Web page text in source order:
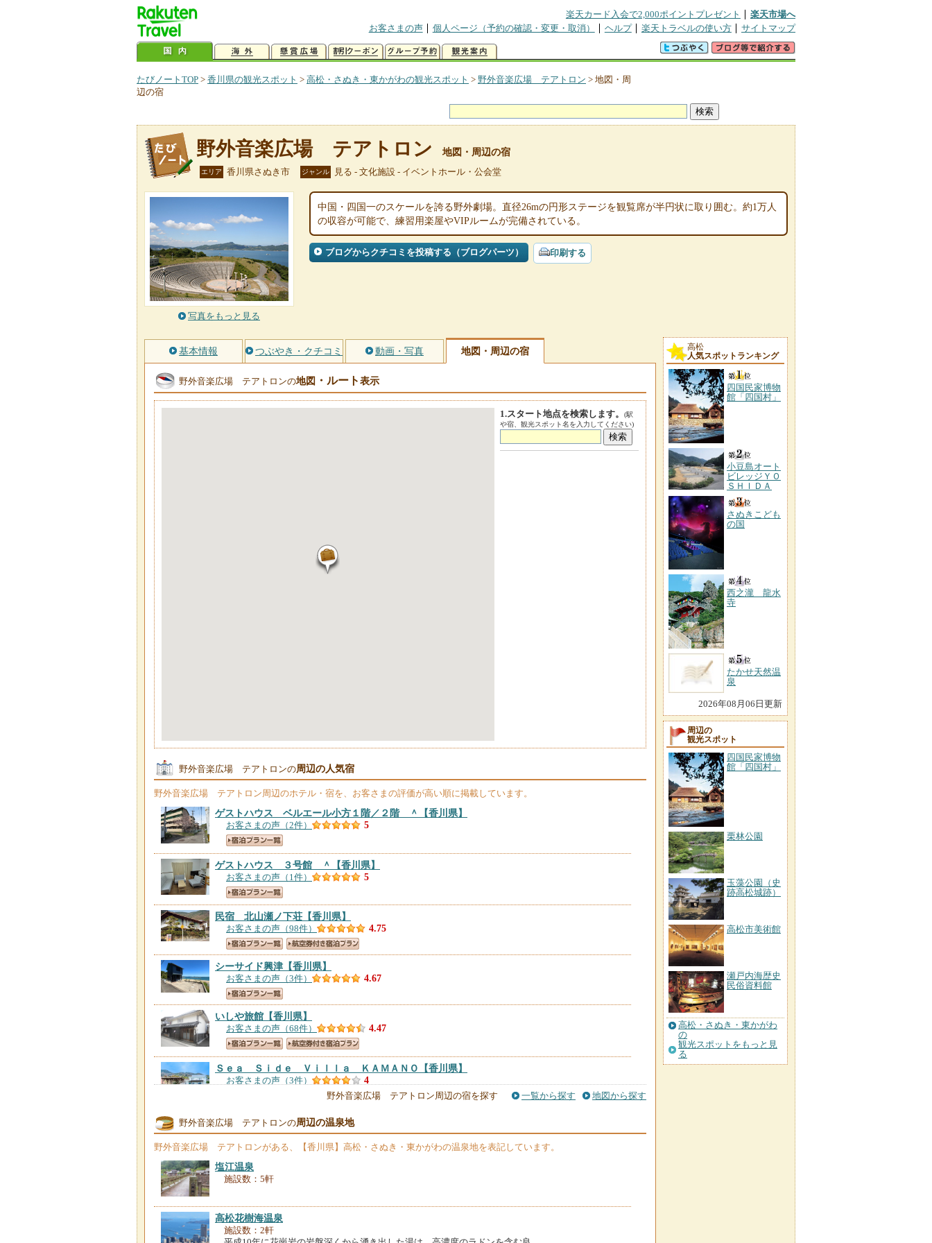
楽天カード入会で2,000ポイントプレゼント
楽天市場へ
お客さまの声
個人ページ（予約の確認・変更・取消） ヘルプ 楽天トラベルの使い方 サイトマップ
たびノートTOP > 香川県の観光スポット > 高松・さぬき・東かがわの観光スポット > 野外音楽広場 テアトロン > 地図・周
辺の宿
野外音楽広場 テアトロン 地図・周辺の宿
エリア 香川県さぬき市 ジャンル 見る - 文化施設 - イベントホール・公会堂
写真をもっと見る
中国・四国一のスケールを誇る野外劇場。直径26mの円形ステージを観覧席が半円状に取り囲む。約1万人
の収容が可能で、練習用楽屋やVIPルームが完備されている。
ブログからクチコミを投稿する（ブログパーツ） 印刷する
基本情報 つぶやき・クチコミ 動画・写真 地図・周辺の宿
野外音楽広場 テアトロンの地図 ・ルート表示
1.スタート地点を検索します。
(駅
や宿、観光スポット名を入力してください)
野外音楽広場 テアトロンの周辺の人気宿
野外音楽広場 テアトロン周辺のホテル・宿を、お客さまの評価が高い順に掲載しています。
ゲストハウス ベルエール小方１階／２階 ＾ 【香川県】
お客さまの声（2件） 5
ゲストハウス ３号館 ＾ 【香川県】
お客さまの声（1件） 5
民宿 北山瀬ノ下荘 【香川県】
お客さまの声（98件） 4.75
シーサイド興津 【香川県】
お客さまの声（3件） 4.67
いしや旅館 【香川県】
お客さまの声（68件） 4.47
Ｓｅａ Ｓｉｄｅ Ｖｉｌｌａ ＫＡＭＡＮＯ 【香川県】
お客さまの声（3件）
4
野外音楽広場 テアトロン周辺の宿を探す
一覧から探す 地図から探す
野外音楽広場 テアトロンの周辺の温泉地
野外音楽広場 テアトロンがある、【香川県】高松・さぬき・東かがわの温泉地を表記しています。
塩江温泉
施設数：5軒
高松花樹海温泉
施設数：2軒
高松
人気スポットランキング
四国民家博物
館「四国村」
小豆島オート
ビレッジＹＯ
ＳＨＩＤＡ
さぬきこども
の国
西之瀧 龍水
寺
たかせ天然温
泉
2026年08月06日更新
周辺の
観光スポット
四国民家博物
館「四国村」
栗林公園
玉藻公園（史
跡高松城跡）
高松市美術館
瀬戸内海歴史
民俗資料館
高松・さぬき・東かがわ
の
観光スポットをもっと見
る